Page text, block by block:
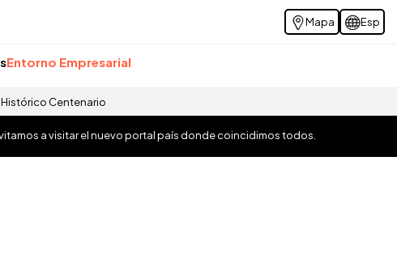
Mapa Esp
Entorno Empresarial
Centenario
a visitar el nuevo portal país donde coincidimos todos.